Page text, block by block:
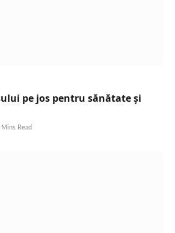
pe jos pentru sănătate și
Mins Read